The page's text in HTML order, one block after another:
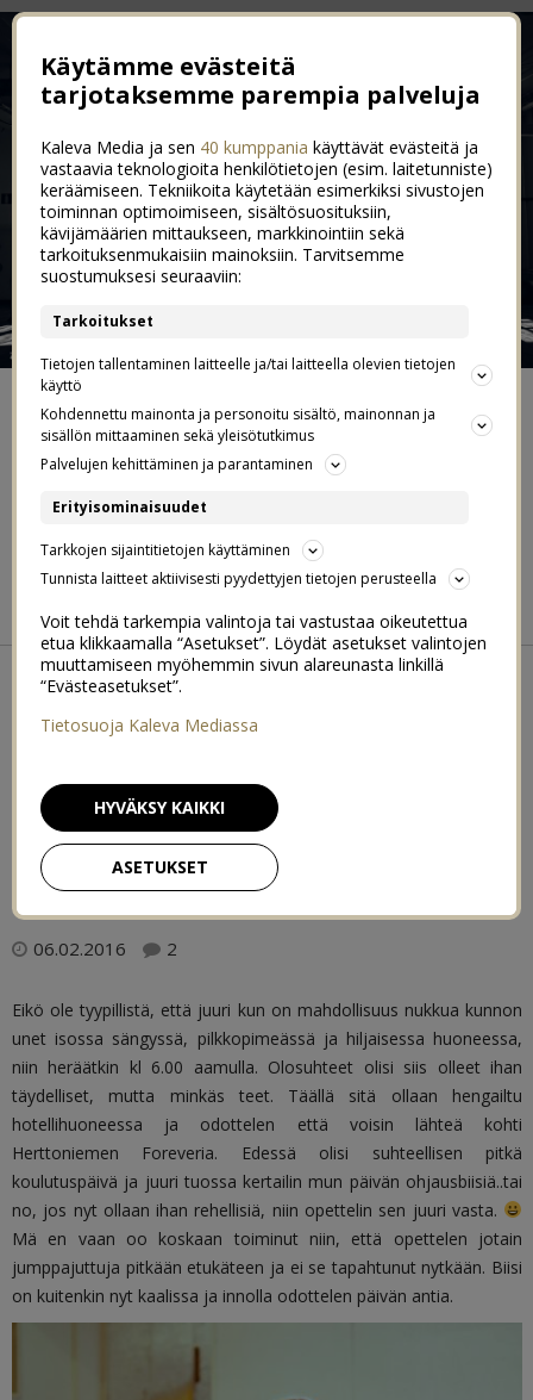
YHTEYDENOTOT JA YHTEISTYÖT
BIKINIBODY BOOTCAMP
TUOTTEET
JOTKA SEURAA
AINA MUKANA
06.02.2016 2
Eikö ole tyypillistä, että juuri kun on mahdollisuus nukkua kunnon
unet isossa sängyssä, pilkkopimeässä ja hiljaisessa huoneessa,
niin heräätkin kl 6.00 aamulla. Olosuhteet olisi siis olleet ihan
täydelliset, mutta minkäs teet. Täällä sitä ollaan hengailtu
hotellihuoneessa ja odottelen että voisin lähteä kohti
Herttoniemen Foreveria. Edessä olisi suhteellisen pitkä
koulutuspäivä ja juuri tuossa kertailin mun päivän ohjausbiisiä..tai
no, jos nyt ollaan ihan rehellisiä, niin opettelin sen juuri vasta.
Mä en vaan oo koskaan toiminut niin, että opettelen jotain
jumppajuttuja pitkään etukäteen ja ei se tapahtunut nytkään. Biisi
on kuitenkin nyt kaalissa ja innolla odottelen päivän antia.
Käytämme evästeitä
tarjotaksemme parempia palveluja
Kaleva Media ja sen 40 kumppania käyttävät evästeitä ja
vastaavia teknologioita henkilötietojen (esim. laitetunniste)
keräämiseen. Tekniikoita käytetään esimerkiksi sivustojen
toiminnan optimoimiseen, sisältösuosituksiin,
kävijämäärien mittaukseen, markkinointiin sekä
tarkoituksenmukaisiin mainoksiin. Tarvitsemme
suostumuksesi seuraaviin:
Tarkoitukset
Tietojen tallentaminen laitteelle ja/tai laitteella olevien tietojen
käyttö
Kohdennettu mainonta ja personoitu sisältö, mainonnan ja
sisällön mittaaminen sekä yleisötutkimus
Palvelujen kehittäminen ja parantaminen
Erityisominaisuudet
Tarkkojen sijaintitietojen käyttäminen
Tunnista laitteet aktiivisesti pyydettyjen tietojen perusteella
Voit tehdä tarkempia valintoja tai vastustaa oikeutettua
etua klikkaamalla “Asetukset”. Löydät asetukset valintojen
muuttamiseen myöhemmin sivun alareunasta linkillä
“Evästeasetukset”.
Tietosuoja Kaleva Mediassa
ASETUKSET
HYVÄKSY KAIKKI